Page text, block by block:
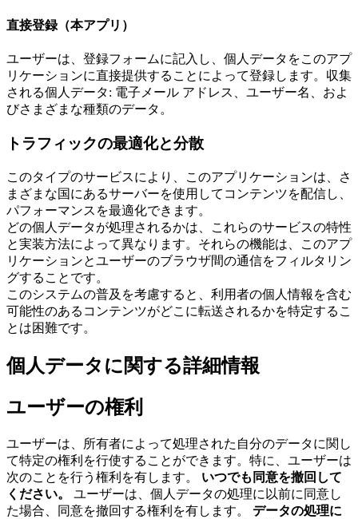
直接登録（本アプリ）
ユーザーは、登録フォームに記入し、個人データをこのアプ
リケーションに直接提供することによって登録します。収集
される個人データ: 電子メール アドレス、ユーザー名、およ
びさまざまな種類のデータ。
トラフィックの最適化と分散
このタイプのサービスにより、このアプリケーションは、さ
まざまな国にあるサーバーを使用してコンテンツを配信し、
パフォーマンスを最適化できます。
どの個人データが処理されるかは、これらのサービスの特性
と実装方法によって異なります。それらの機能は、このアプ
リケーションとユーザーのブラウザ間の通信をフィルタリン
グすることです。
このシステムの普及を考慮すると、利用者の個人情報を含む
可能性のあるコンテンツがどこに転送されるかを特定するこ
とは困難です。
個人データに関する詳細情報
ユーザーの権利
ユーザーは、所有者によって処理された自分のデータに関し
て特定の権利を行使することができます。特に、ユーザーは
次のことを行う権利を有します。 いつでも同意を撤回して
ください。
ユーザーは、個人データの処理に以前に同意し
た場合、同意を撤回する権利を有します。 データの処理に